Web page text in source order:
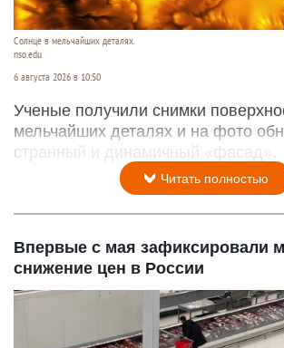
Солнце в мельчайших деталях.
nso.edu
6 августа 2026 в 10:50
Ученые получили снимки
мельчайших деталях и на фото
странный и динамичный «фасад».
Читать полностью
Впервые с мая зафиксировали
снижение цен в России